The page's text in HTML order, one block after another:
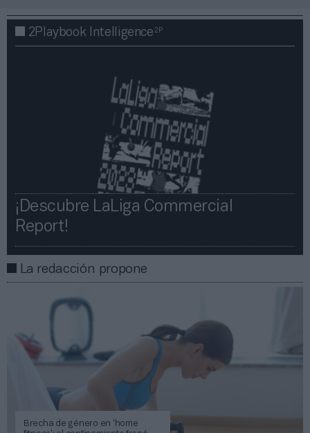
2Playbook Intelligence2P
¡Descubre LaLiga Commercial
Report!​​
La redacción propone
Brecha de género en ‘home